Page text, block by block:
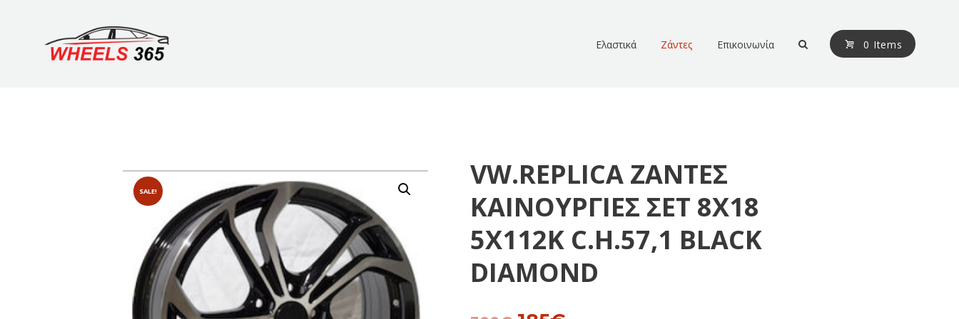
Ελαστικά Ζάντες Επικοινωνία 0 Items
SALE!
VW.REPLICA ΖΑΝΤΕΣ
ΚΑΙΝΟΥΡΓΙΕΣ ΣΕΤ 8Χ18
5Χ112Κ C.H.57,1 BLACK
DIAMOND